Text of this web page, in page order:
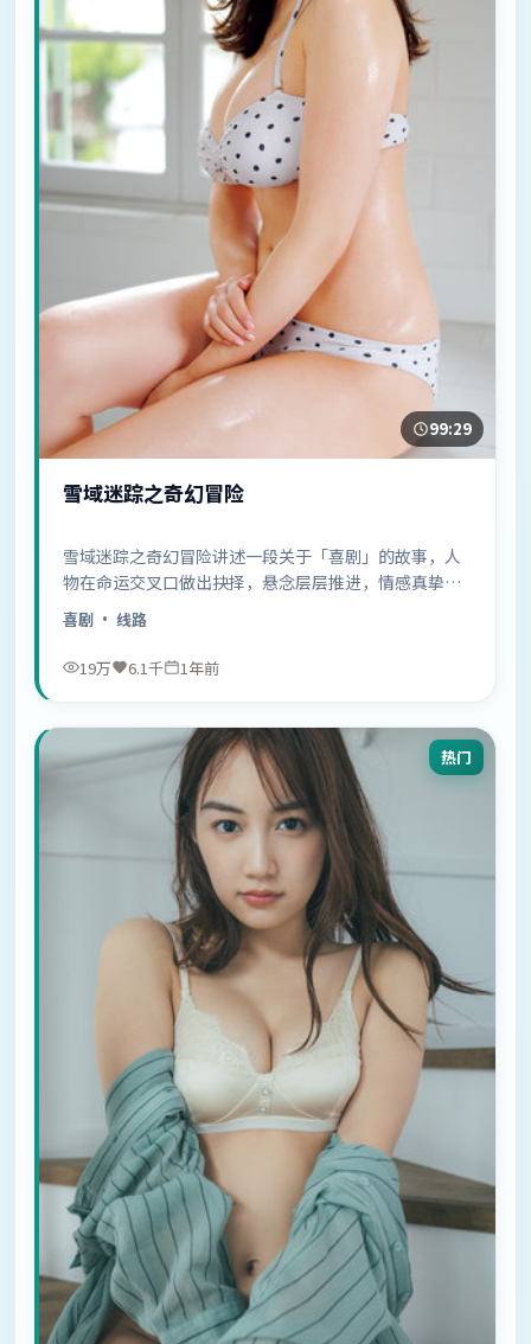
99:29
雪域迷踪之奇幻冒险
雪域迷踪之奇幻冒险讲述一段关于「喜剧」的故事，人
物在命运交叉口做出抉择，悬念层层推进，情感真挚动
人……
喜剧 · 线路
19万 6.1千 1年前
热门